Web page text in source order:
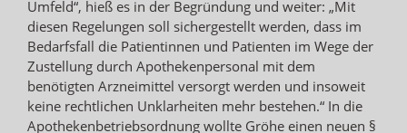
Umfeld“, hieß es in der Begründung und weiter: „Mit
diesen Regelungen soll sichergestellt werden, dass im
Bedarfsfall die Patientinnen und Patienten im Wege der
Zustellung durch Apothekenpersonal mit dem
benötigten Arzneimittel versorgt werden und insoweit
keine rechtlichen Unklarheiten mehr bestehen.“ In die
Apothekenbetriebsordnung wollte Gröhe einen neuen §